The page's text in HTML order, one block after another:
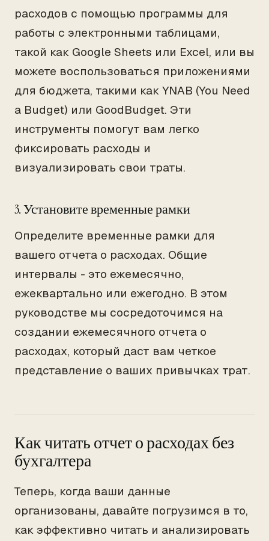
расходов с помощью программы для
работы с электронными таблицами,
такой как Google Sheets или Excel, или вы
можете воспользоваться приложениями
для бюджета, такими как YNAB (You Need
a Budget) или GoodBudget. Эти
инструменты помогут вам легко
фиксировать расходы и
визуализировать свои траты.
3. Установите временные рамки
Определите временные рамки для
вашего отчета о расходах. Общие
интервалы - это ежемесячно,
ежеквартально или ежегодно. В этом
руководстве мы сосредоточимся на
создании ежемесячного отчета о
расходах, который даст вам четкое
представление о ваших привычках трат.
Как читать отчет о расходах без
бухгалтера
Теперь, когда ваши данные
организованы, давайте погрузимся в то,
как эффективно читать и анализировать